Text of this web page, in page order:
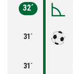
32´
31´
31´